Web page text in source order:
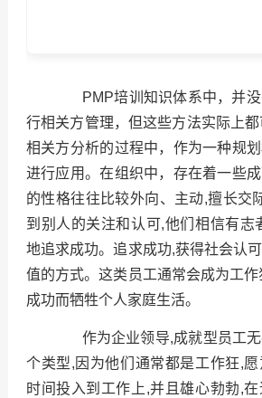
PMP培训知识体系中，并没
行相关方管理，但这些方法实际上都
相关方分析的过程中，作为一种规
进行应用。在组织中，存在着一些
的性格往往比较外向、主动,擅长交
到别人的关注和认可,他们相信有志
地追求成功。追求成功,获得社会认
值的方式。这类员工通常会成为工
成功而牺牲个人家庭生活。
作为企业领导,成就型员工无
个类型,因为他们通常都是工作狂,
时间投入到工作上,并且雄心勃勃,